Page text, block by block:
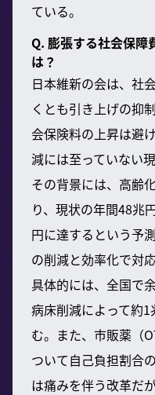
ている。
Q. 膨張する社会保障
は？
日本維新の会は、社
くとも引き上げの抑
会保険料の上昇は避
減には至っていない
その背景には、高齢
り、現状の年間48兆
円に達するという予
の削減と効率化で対応
具体的には、全国で
病床削減によって約
む。また、市販薬（
ついて自己負担割合
は痛みを伴う改革だ